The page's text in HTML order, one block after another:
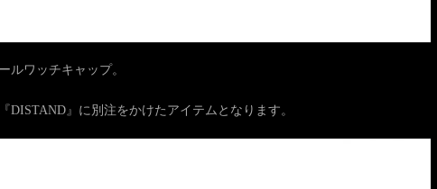
ルワッチキャップ。
DISTAND』に別注をかけたアイテムとなります。